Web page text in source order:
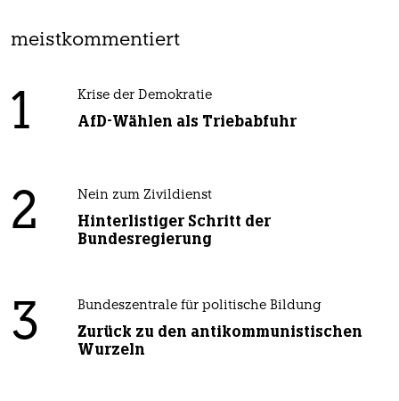
meistkommentiert
1 Krise der Demokratie
AfD-Wählen als Triebabfuhr
2 Nein zum Zivildienst
Hinterlistiger Schritt der
Bundesregierung
3 Bundeszentrale für politische Bildung
Zurück zu den antikommunistischen
Wurzeln